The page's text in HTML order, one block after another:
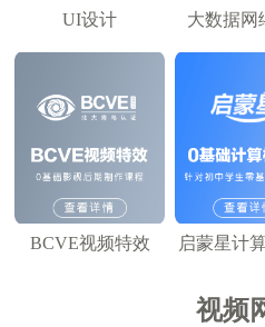
UI设计 大数据网
BCVE视频特效 启蒙星计
视频